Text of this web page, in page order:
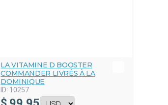
LA VITAMINE D BOOSTER
COMMANDER LIVRÉS À LA
DOMINIQUE
ID: 10257